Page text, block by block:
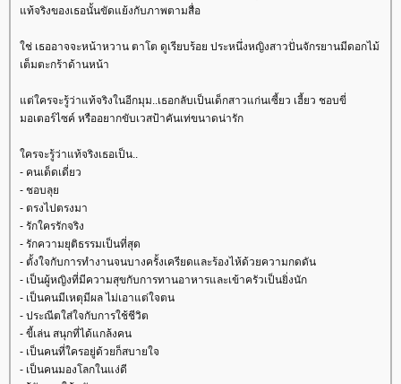
แท้จริงของเธอนั้นขัดแย้งกับภาพตามสื่อ
ใช่ เธออาจจะหน้าหวาน ตาโต ดูเรียบร้อย ประหนึ่งหญิงสาวปั่นจักรยานมีดอกไม้
เต็มตะกร้าด้านหน้า
แต่ใครจะรู้ว่าแท้จริงในอีกมุม..เธอกลับเป็นเด็กสาวแก่นเซี้ยว เฮี้ยว ชอบขี่
มอเตอร์ไซค์ หรืออยากขับเวสป้าคันเท่ขนาดน่ารัก
ใครจะรู้ว่าแท้จริงเธอเป็น..
- คนเด็ดเดี่ยว
- ชอบลุย
- ตรงไปตรงมา
- รักใครรักจริง
- รักความยุติธรรมเป็นที่สุด
- ตั้งใจกับการทำงานจนบางครั้งเครียดและร้องไห้ด้วยความกดดัน
- เป็นผู้หญิงที่มีความสุขกับการทานอาหารและเข้าครัวเป็นยิ่งนัก
- เป็นคนมีเหตุมีผล ไม่เอาแต่ใจตน
- ประณีตใส่ใจกับการใช้ชีวิต
- ขี้เล่น สนุกที่ได้แกล้งคน
- เป็นคนที่ใครอยู่ด้วยก็สบายใจ
- เป็นคนมองโลกในแง่ดี